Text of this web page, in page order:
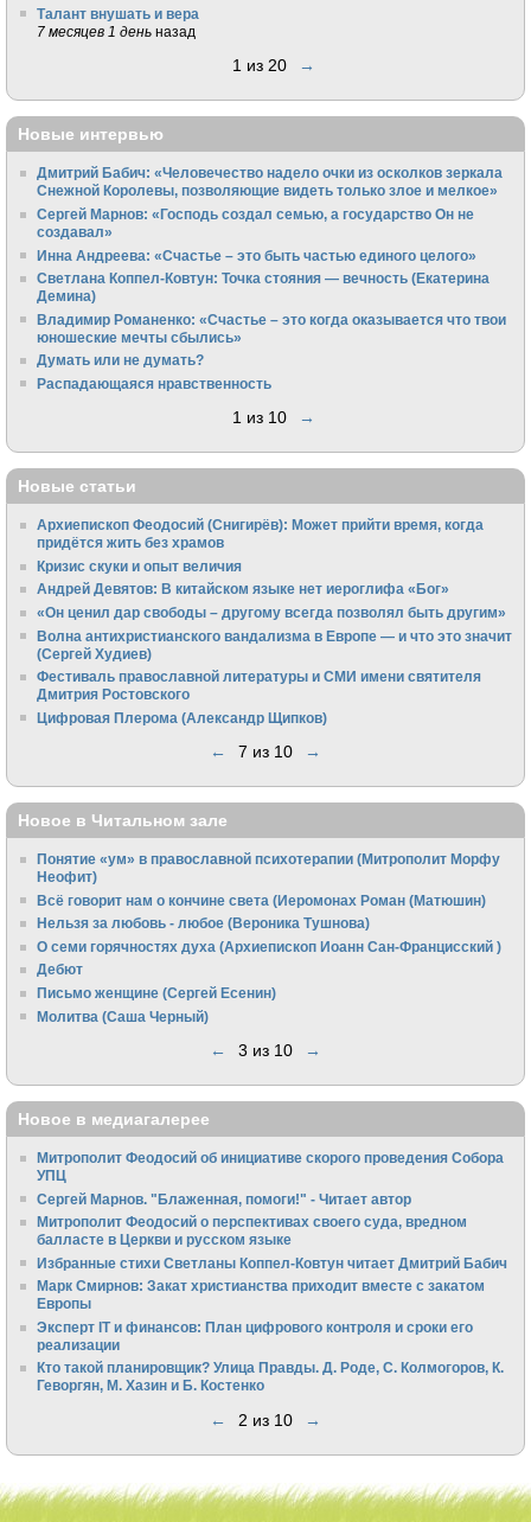
Талант внушать и вера
7 месяцев 1 день назад
1 из 20 →
Новые интервью
Дмитрий Бабич: «Человечество надело очки из осколков зеркала
Снежной Королевы, позволяющие видеть только злое и мелкое»
Сергей Марнов: «Господь создал семью, а государство Он не
создавал»
Инна Андреева: «Счастье – это быть частью единого целого»
Светлана Коппел-Ковтун: Точка стояния — вечность (Екатерина
Демина)
Владимир Романенко: «Счастье – это когда оказывается что твои
юношеские мечты сбылись»
Думать или не думать?
Распадающаяся нравственность
1 из 10 →
Новые статьи
Архиепископ Феодосий (Снигирёв): Может прийти время, когда
придётся жить без храмов
Кризис скуки и опыт величия
Андрей Девятов: В китайском языке нет иероглифа «Бог»
«Он ценил дар свободы – другому всегда позволял быть другим»
Волна антихристианского вандализма в Европе — и что это значит
(Сергей Худиев)
Фестиваль православной литературы и СМИ имени святителя
Дмитрия Ростовского
Цифровая Плерома (Александр Щипков)
← 7 из 10 →
Новое в Читальном зале
Понятие «ум» в православной психотерапии (Митрополит Морфу
Неофит)
Всё говорит нам о кончине света (Иеромонах Роман (Матюшин)
Нельзя за любовь - любое (Вероника Тушнова)
О семи горячностях духа (Архиепископ Иоанн Сан-Францисский )
Дебют
Письмо женщине (Сергей Есенин)
Молитва (Саша Черный)
← 3 из 10 →
Новое в медиагалерее
Митрополит Феодосий об инициативе скорого проведения Собора
УПЦ
Сергей Марнов. "Блаженная, помоги!" - Читает автор
Митрополит Феодосий о перспективах своего суда, вредном
балласте в Церкви и русском языке
Избранные стихи Светланы Коппел-Ковтун читает Дмитрий Бабич
Марк Смирнов: Закат христианства приходит вместе с закатом
Европы
Эксперт IT и финансов: План цифрового контроля и сроки его
реализации
Кто такой планировщик? Улица Правды. Д. Роде, С. Колмогоров, К.
Геворгян, М. Хазин и Б. Костенко
← 2 из 10 →